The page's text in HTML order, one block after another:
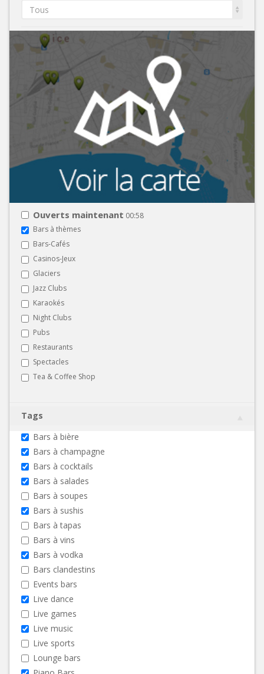
Tous
Ouverts maintenant 00:58
Bars à thèmes
Bars-Cafés
Casinos-Jeux
Glaciers
Jazz Clubs
Karaokés
Night Clubs
Pubs
Restaurants
Spectacles
Tea & Coffee Shop
Tags
Bars à bière
Bars à champagne
Bars à cocktails
Bars à salades
Bars à soupes
Bars à sushis
Bars à tapas
Bars à vins
Bars à vodka
Bars clandestins
Events bars
Live dance
Live games
Live music
Live sports
Lounge bars